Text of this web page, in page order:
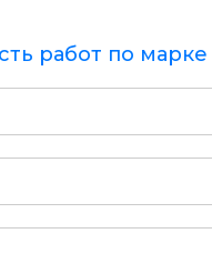
работ по